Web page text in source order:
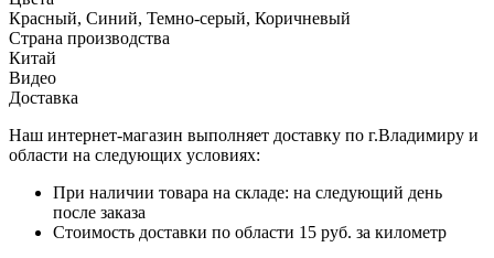
Красный, Синий, Темно-серый, Коричневый
Страна производства
Китай
Видео
Доставка
Наш интернет-магазин выполняет доставку по г.Владимиру и
области на следующих условиях:
При наличии товара на складе: на следующий день
после заказа
Стоимость доставки по области 15 руб. за километр